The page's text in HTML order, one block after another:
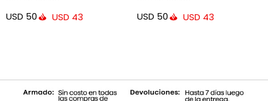
USD 50 USD 43 USD 50 USD 43